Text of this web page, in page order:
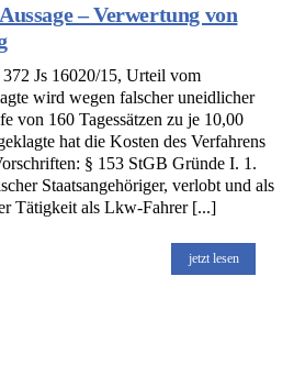
– Verwertung von
Js 16020/15, Urteil vom
wird wegen falscher uneidlicher
von 160 Tagessätzen zu je 10,00
hat die Kosten des Verfahrens
§ 153 StGB Gründe I. 1.
Staatsangehöriger, verlobt und als
Tätigkeit als Lkw-Fahrer [...]
jetzt lesen